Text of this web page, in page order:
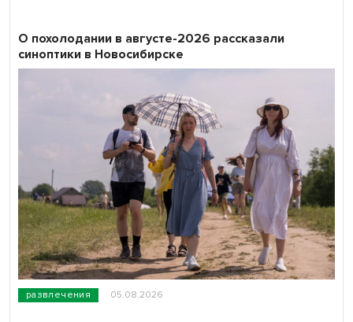
развлечения 05.08.2026
О похолодании в августе-2026 рассказали
синоптики в Новосибирске